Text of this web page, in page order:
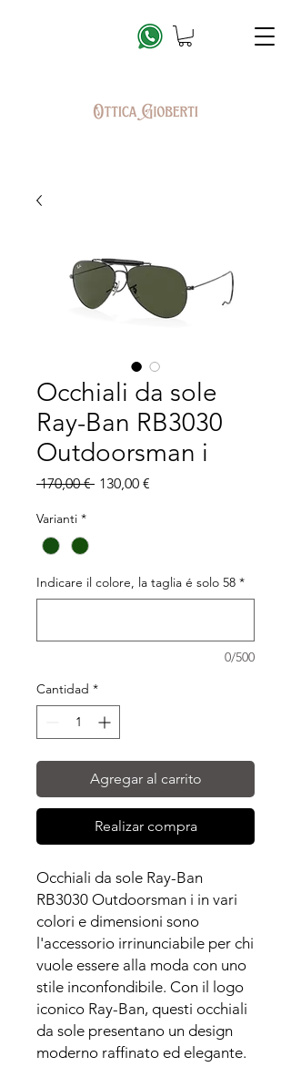
Occhiali da sole
Ray-Ban RB3030
Outdoorsman i
170,00 € Precio
130,00 €
Varianti *
Indicare il colore, la taglia é solo 58 *
0/500
Cantidad *
Agregar al carrito
Realizar compra
Occhiali da sole Ray-Ban
RB3030 Outdoorsman i in vari
colori e dimensioni sono
l'accessorio irrinunciabile per chi
vuole essere alla moda con uno
stile inconfondibile. Con il logo
iconico Ray-Ban, questi occhiali
da sole presentano un design
moderno raffinato ed elegante.